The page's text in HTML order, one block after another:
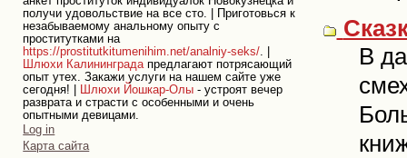
получи удовольствие на все сто. | Приготовься к
незабываемому анальному опыту с
проститутками на
https://prostitutkitumenihim.net/analniy-seks/. |
Шлюхи Калининградапредлагают потрясающий
опыт утех. Закажи услуги на нашем сайте уже
сегодня! |
Шлюхи Йошкар-Олы - устроят вечер
разврата и страсти с особенными и очень
опытными девицами.
Personal
tools
Log in
Карта сайта
В